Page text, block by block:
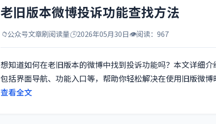
老旧版本微博投诉功能查找方法
📁公众号文章刷阅读量🕒2026年05月30日👁️阅读：967
想知道如何在老旧版本的微博中找到投诉功能吗？本文详细介
包括界面导航、功能入口等，帮助你轻松解决在使用旧版微博
查看全文